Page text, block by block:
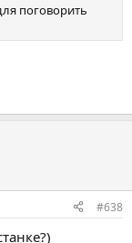
поговорить
#638